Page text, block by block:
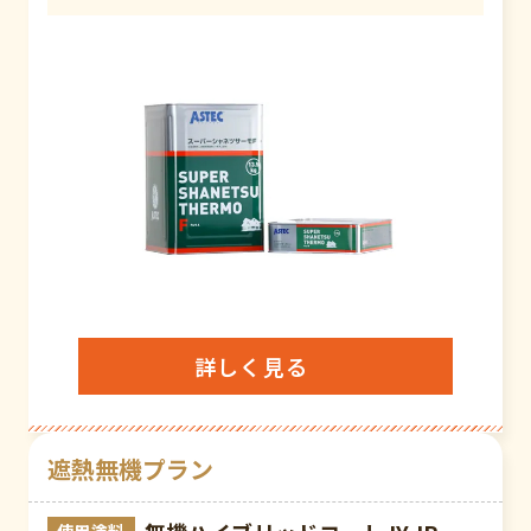
詳しく見る
遮熱無機プラン